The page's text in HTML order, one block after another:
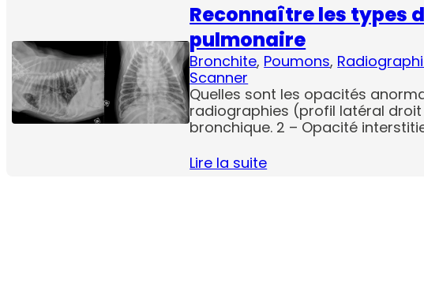
Reconnaître les types
pulmonaire
Bronchite, Poumons,
Scanner
Quelles sont les opacités
radiographies (profil latéral droit
bronchique. 2 – Opacité
Lire la suite